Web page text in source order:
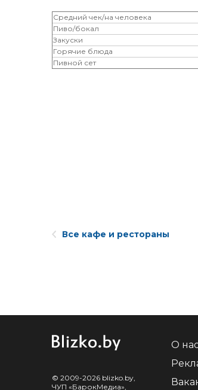
Средний чек/на человека
Пиво/бокал
Закуски
Горячие блюда
Пивной сет
Все кафе и рестораны
© 2009-2026 blizko.by,
ЧУП «БарокМедиа»,
О